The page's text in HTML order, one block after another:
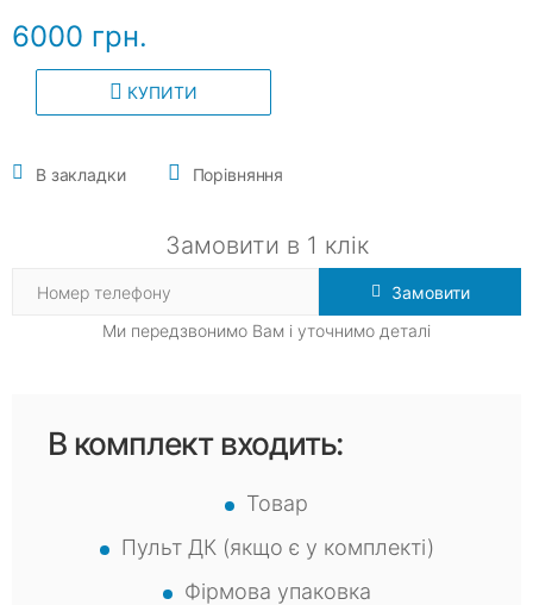
6000 грн.
КУПИТИ
В закладки Порівняння
Замовити в 1 клік
Замовити
Ми передзвонимо Вам і уточнимо деталі
В комплект входить:
Товар
Пульт ДК (якщо є у комплекті)
Фірмова упаковка